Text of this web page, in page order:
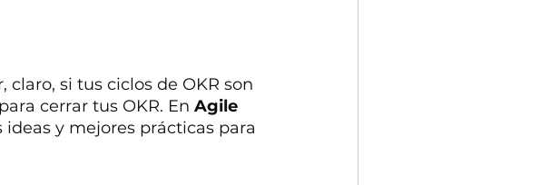
claro, si tus ciclos de OKR son
cerrar tus OKR. En Agile
y mejores prácticas para